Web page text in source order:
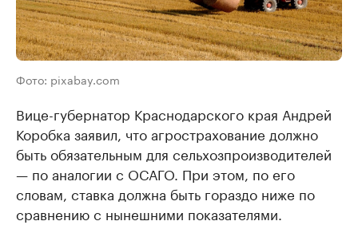
Фото: pixabay.com
Вице-губернатор Краснодарского края Андрей
Коробка заявил, что агрострахование должно
быть обязательным для сельхозпроизводителей
— по аналогии с ОСАГО. При этом, по его
словам, ставка должна быть гораздо ниже по
сравнению с нынешними показателями.